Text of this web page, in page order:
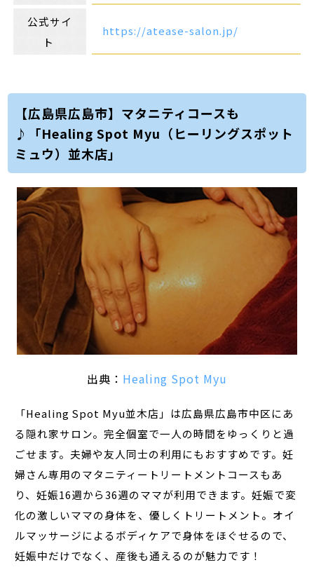
公式サイ
ト
https://atease-salon.jp/
【広島県広島市】マタニティコースも
♪「Healing Spot Myu（ヒーリングスポット
ミュウ）並木店」
出典： Healing Spot Myu
「Healing Spot Myu並木店」は広島県広島市中区にあ
る隠れ家サロン。完全個室で一人の時間をゆっくりと過
ごせます。夫婦や友人同士の利用にもおすすめです。妊
婦さん専用のマタニティートリートメントコースもあ
り、妊娠16週から36週のママが利用できます。妊娠で変
化の激しいママの身体を、優しくトリートメント。オイ
ルマッサージによるボディケアで身体をほぐせるので、
妊娠中だけでなく、産後も通えるのが魅力です！